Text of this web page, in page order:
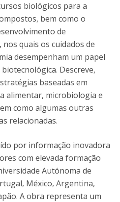
biológicos para a
bem como o
de
quais os cuidados de
desempenham um papel
Descreve,
baseadas em
alimentar, microbiologia e
como algumas outras
relacionadas.
por informação inovadora
com elevada formação
Autónoma de
México, Argentina,
A obra representa um